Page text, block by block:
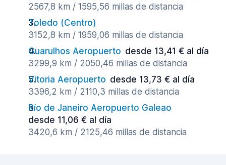
2567,8 km / 1595,56 millas de distancia
Toledo (Centro)
3152,8 km / 1959,06 millas de distancia
Guarulhos Aeropuerto desde 13,41 € al día
3299,9 km / 2050,46 millas de distancia
Vitoria Aeropuerto desde 13,73 € al día
3396,2 km / 2110,3 millas de distancia
Río de Janeiro Aeropuerto Galeao
desde 11,06 € al día
3420,6 km / 2125,46 millas de distancia